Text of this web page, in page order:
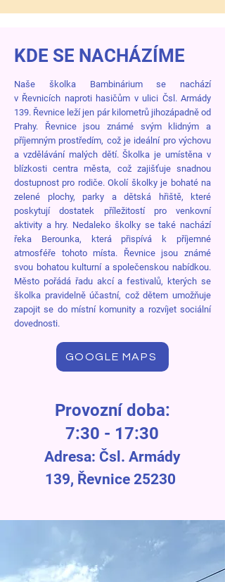
KDE SE NACHÁZÍME
Naše školka Bambinárium se nachází
v Řevnicích naproti hasičům v ulici Čsl. Armády
139. Řevnice leží jen pár kilometrů jihozápadně od
Prahy. Řevnice jsou známé svým klidným a
příjemným prostředím, což je ideální pro výchovu
a vzdělávání malých dětí. Školka je umístěna v
blízkosti centra města, což zajišťuje snadnou
dostupnost pro rodiče. Okolí školky je bohaté na
zelené plochy, parky a dětská hřiště, které
poskytují dostatek příležitostí pro venkovní
aktivity a hry. Nedaleko školky se také nachází
řeka Berounka, která přispívá k příjemné
atmosféře tohoto místa. Řevnice jsou známé
svou bohatou kulturní a společenskou nabídkou.
Město pořádá řadu akcí a festivalů, kterých se
školka pravidelně účastní, což dětem umožňuje
zapojit se do místní komunity a rozvíjet sociální
dovednosti.
GOOGLE MAPS
Provozní doba:
7:30 - 17:30
Adresa: Čsl. Armády
139, Řevnice 25230